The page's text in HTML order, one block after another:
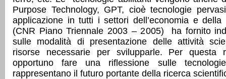
Purpose Technology, GPT, cioè tecnologie
applicazione in tutti i settori dell’economia e
(CNR Piano Triennale 2003 – 2005) ha fornito
sulle modalità di presentazione delle attività
risorse necessarie per svilupparle. Per questa
opportuno fare una riflessione sulle
rappresentano il futuro portante della ricerca